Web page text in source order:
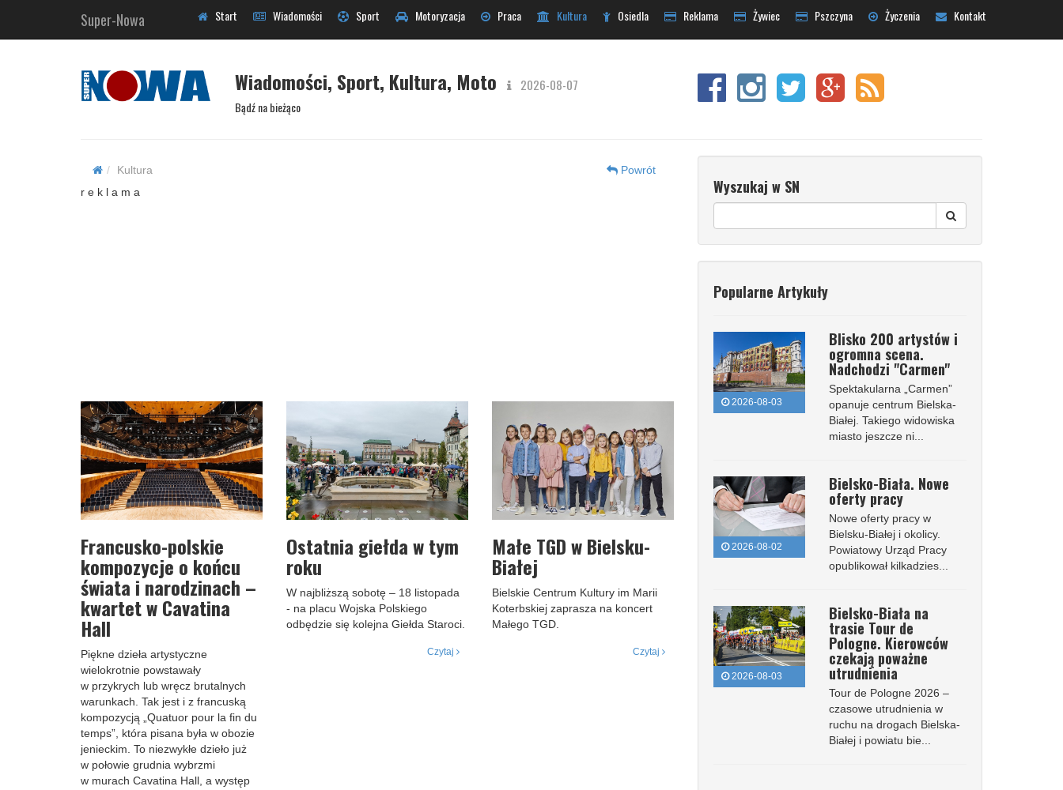
Super-Nowa Start Wiadomości Sport Motoryzacja Praca Kultura Osiedla Reklama Żywiec Pszczyna Życzenia Kontakt
Wiadomości, Sport, Kultura, Moto 2026-08-07
Bądź na bieżąco
Kultura
Powrót
r e k l a m a
Francusko-polskie
kompozycje o końcu
świata i narodzinach –
kwartet w Cavatina
Hall
Piękne dzieła artystyczne
wielokrotnie powstawały
w przykrych lub wręcz brutalnych
warunkach. Tak jest i z francuską
kompozycją „Quatuor pour la fin du
temps”, która pisana była w obozie
jenieckim. To niezwykłe dzieło już
w połowie grudnia wybrzmi
w murach Cavatina Hall, a występ
Ostatnia giełda w tym
roku
W najbliższą sobotę – 18 listopada
- na placu Wojska Polskiego
odbędzie się kolejna Giełda Staroci.
Czytaj
Małe TGD w Bielsku-
Białej
Bielskie Centrum Kultury im Marii
Koterbskiej zaprasza na koncert
Małego TGD.
Czytaj
Wyszukaj w SN
Popularne Artykuły
2026-08-03
Blisko 200 artystów i
ogromna scena.
Nadchodzi "Carmen"
Spektakularna „Carmen”
opanuje centrum Bielska-
Białej. Takiego widowiska
miasto jeszcze ni...
2026-08-02
Bielsko-Biała. Nowe
oferty pracy
Nowe oferty pracy w
Bielsku-Białej i okolicy.
Powiatowy Urząd Pracy
opublikował kilkadzies...
2026-08-03
Bielsko-Biała na
trasie Tour de
Pologne. Kierowców
czekają poważne
utrudnienia
Tour de Pologne 2026 –
czasowe utrudnienia w
ruchu na drogach Bielska-
Białej i powiatu bie...